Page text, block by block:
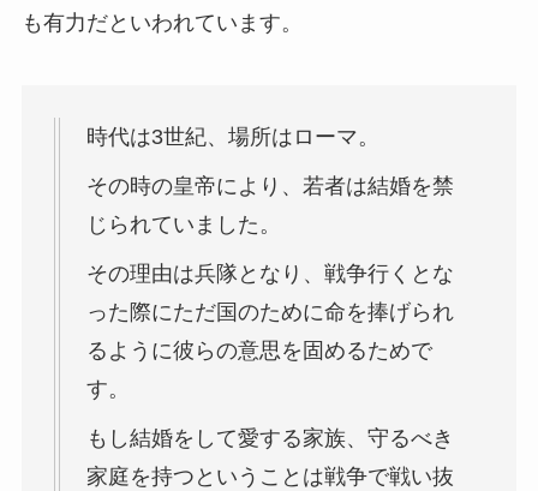
も有力だといわれています。
時代は3世紀、場所はローマ。
その時の皇帝により、若者は結婚を禁
じられていました。
その理由は兵隊となり、戦争行くとな
った際にただ国のために命を捧げられ
るように彼らの意思を固めるためで
す。
もし結婚をして愛する家族、守るべき
家庭を持つということは戦争で戦い抜